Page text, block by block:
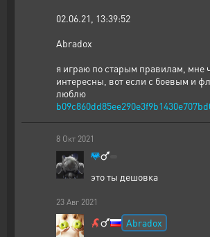
02.06.21, 13:39:52
Abradox
я играю по старым правилам, мне
интересны, вот если с боевым и
люблю
8 Окт 2021
это ты дешовка
23 Авг 2021
Abradox